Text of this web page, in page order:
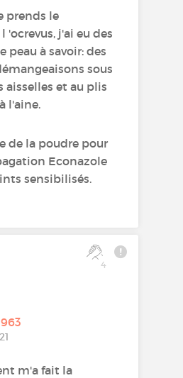
prends le
j'ai eu des
peau à savoir: des
sous
aisselles et au plis
l'aine.
de la poudre pour
Econazole
sensibilisés.
4
m'a fait la